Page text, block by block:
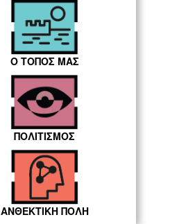
Ο ΤΟΠΟΣ ΜΑΣ
ΠΟΛΙΤΙΣΜΟΣ
ΑΝΘΕΚΤΙΚΗ ΠΟΛΗ